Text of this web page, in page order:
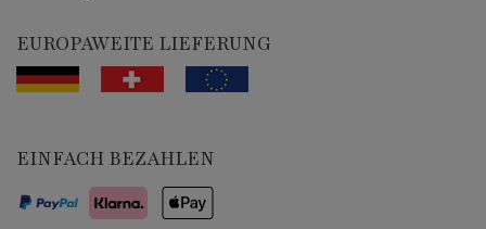
EUROPAWEITE LIEFERUNG
EINFACH BEZAHLEN